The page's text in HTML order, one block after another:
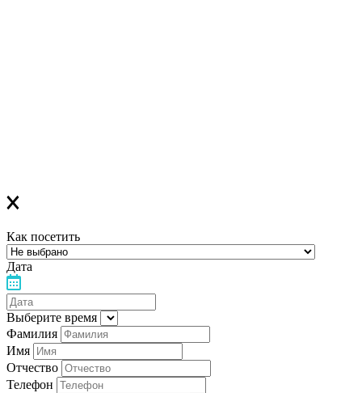
Как посетить
Дата
Выберите время
Фамилия
Имя
Отчество
Телефон